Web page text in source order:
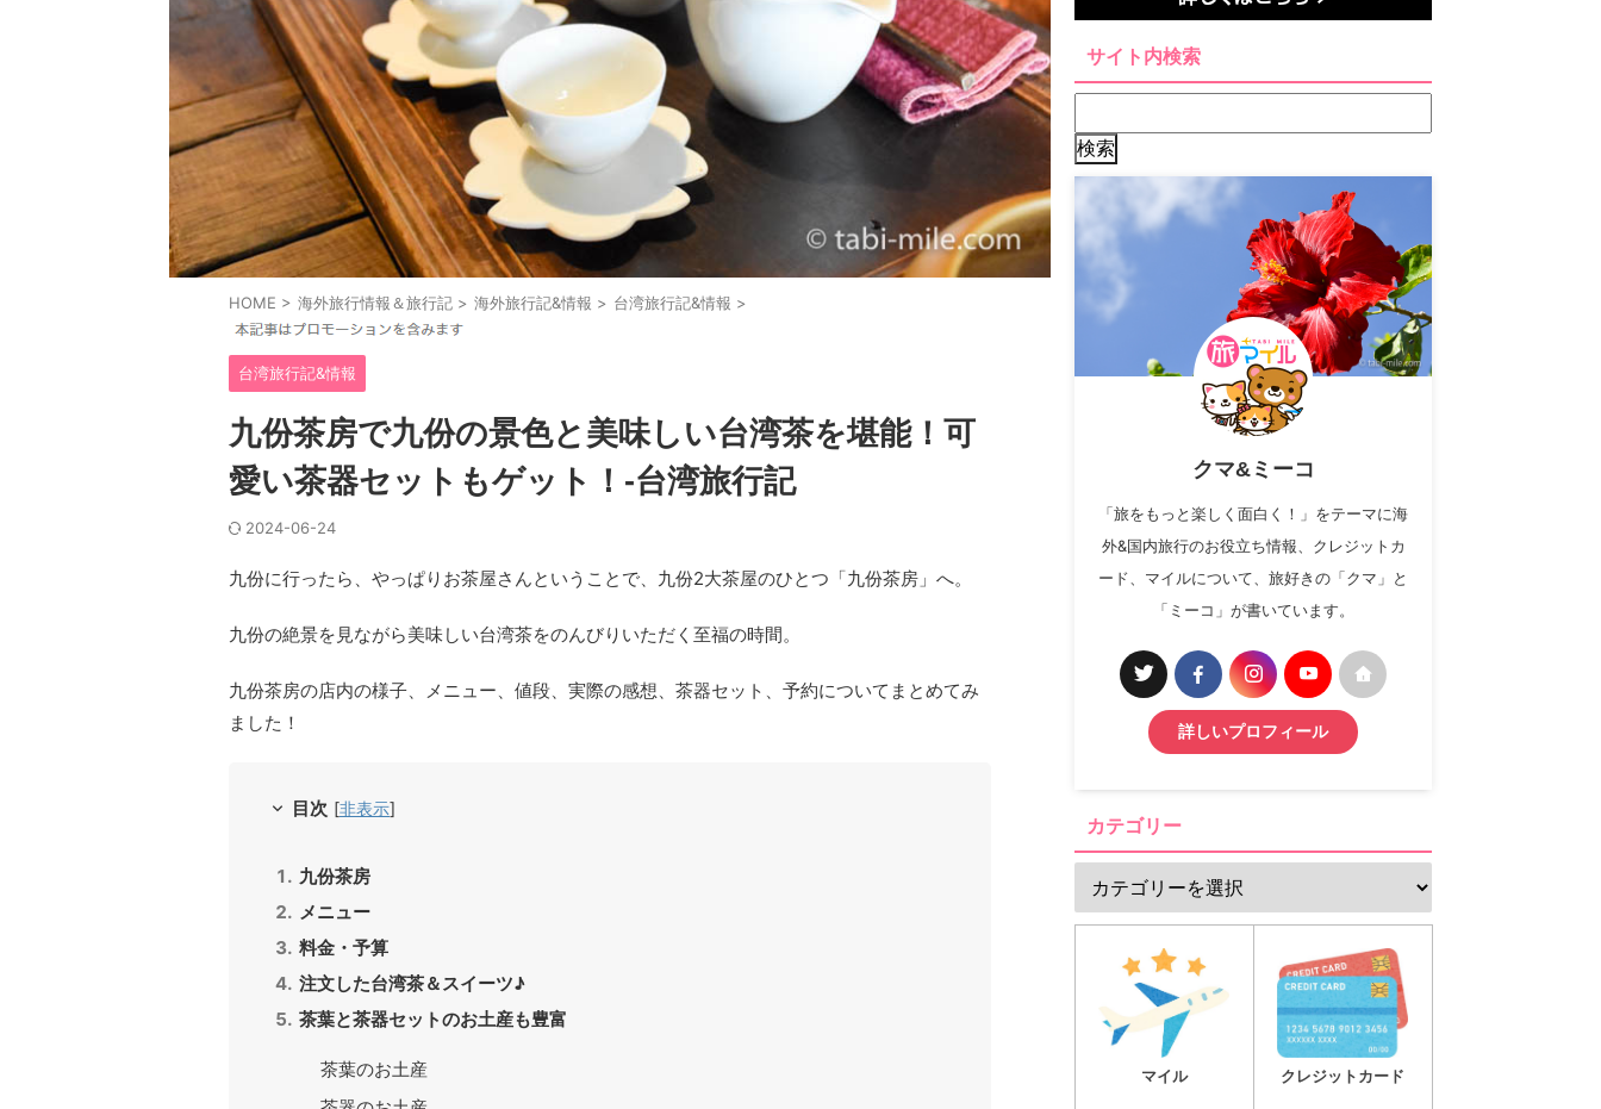
HOME > 海外旅行情報＆旅行記 > 海外旅行記&情報 > 台湾旅行記&情報 >
台湾旅行記&情報
九份茶房で九份の景色と美味しい台湾茶を堪能！可
愛い茶器セットもゲット！-台湾旅行記
2024-06-24
九份に行ったら、やっぱりお茶屋さんということで、九份2大茶屋のひとつ「九份茶房」へ。
九份の絶景を見ながら美味しい台湾茶をのんびりいただく至福の時間。
九份茶房の店内の様子、メニュー、値段、実際の感想、茶器セット、予約についてまとめてみ
ました！
目次 [非表示]
九份茶房
メニュー
料金・予算
注文した台湾茶＆スイーツ♪
茶葉と茶器セットのお土産も豊富
茶葉のお土産
サイト内検索
クマ&ミーコ
「旅をもっと楽しく面白く！」をテーマに海
外&国内旅行のお役立ち情報、クレジットカ
ード、マイルについて、旅好きの「クマ」と
「ミーコ」が書いています。
詳しいプロフィール
カテゴリー
マイル クレジットカード